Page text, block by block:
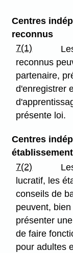
Centres
reconnus
7(1)
reconnus
partenaire,
d'enregistrer
présente loi.
Centres
7(2)
lucratif, les
conseils de
peuvent,
présenter
de faire
pour adultes